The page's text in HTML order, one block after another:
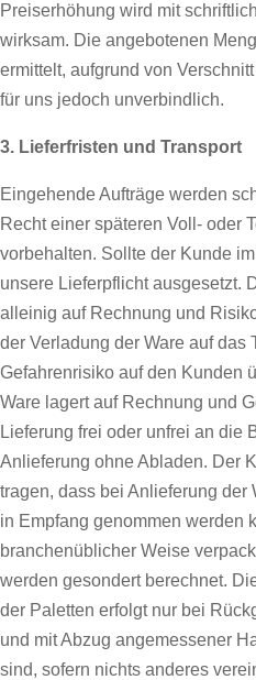
Preiserhöhung wird mit
wirksam. Die angebotenen
ermittelt, aufgrund von
für uns jedoch unverbindlich.
3. Lieferfristen und Transport
Eingehende Aufträge werden
Recht einer späteren Voll- oder
vorbehalten. Sollte der Kunde
unsere Lieferpflicht ausgesetzt.
alleinig auf Rechnung und
der Verladung der Ware auf das
Gefahrenrisiko auf den Kunden
Ware lagert auf Rechnung und
Lieferung frei oder unfrei an die
Anlieferung ohne Abladen. Der
tragen, dass bei Anlieferung der
in Empfang genommen werden
branchenüblicher Weise
werden gesondert berechnet.
der Paletten erfolgt nur bei
und mit Abzug angemessener
sind, sofern nichts anderes